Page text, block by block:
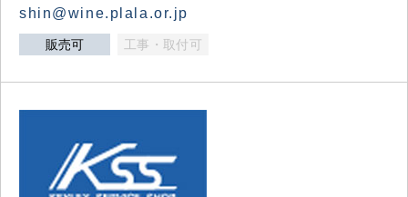
shin@wine.plala.or.jp
販売可 工事・取付可